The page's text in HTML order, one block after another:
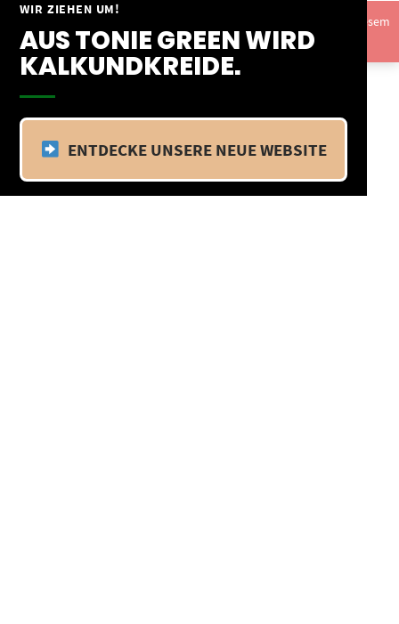
WIR ZIEHEN UM!
AUS TONIE GREEN WIRD
KALKUNDKREIDE.
ENTDECKE UNSERE NEUE WEBSITE
Springe
Inhalt
Vom 09.04.25 - 20.04.25 befinden wir uns im Betriebsurlaub. In diesem
Zeitraum findet kein Versand statt.Ausblenden